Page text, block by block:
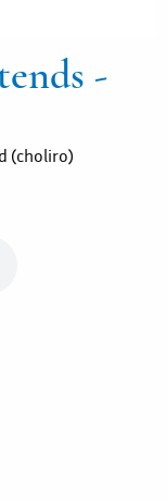
-
(choliro)